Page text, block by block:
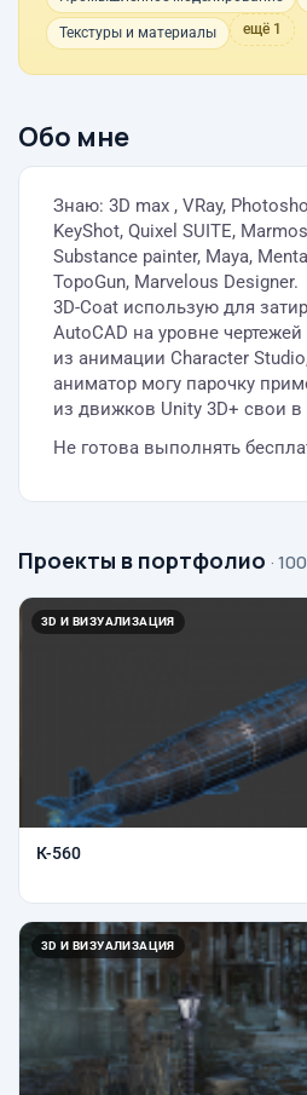
Текстуры и материалы ещё 1
Обо мне
Знаю: 3D max , VRay,
KeyShot, Quixel SUITE,
Substance painter, Maya,
TopoGun, Marvelous Designer.
3D-Coat использую для
AutoCAD на уровне чертежей
из анимации Character
аниматор могу парочку
из движков Unity 3D+ свои в
Не готова выполнять
Проекты в портфолио · 100
3D И ВИЗУАЛИЗАЦИЯ
К-560
3D И ВИЗУАЛИЗАЦИЯ